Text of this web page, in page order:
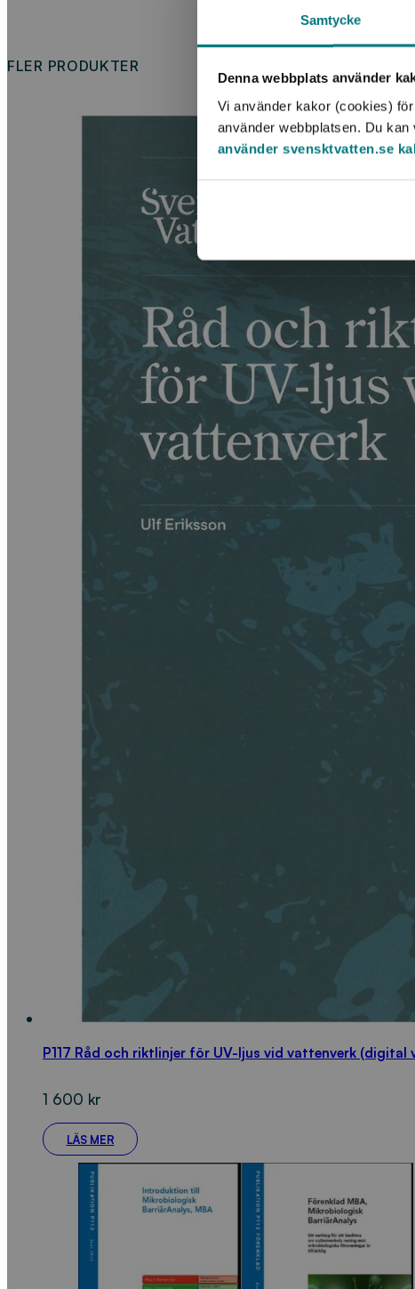
Samtycke
Denna webbplats använder
Vi använder kakor (cookies)
använder webbplatsen. Du
använder svensktvatten.se
FLER PRODUKTER
P117 Råd och riktlinjer för UV-ljus vid vattenverk (digital
1 600 kr
LÄS MER